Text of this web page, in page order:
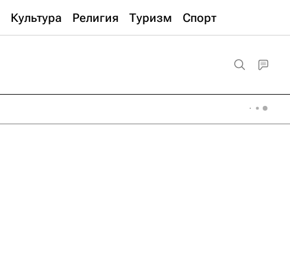
Культура Религия Туризм Спорт